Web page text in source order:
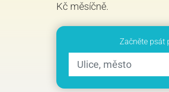
Kč měsíčně.
Začněte psát